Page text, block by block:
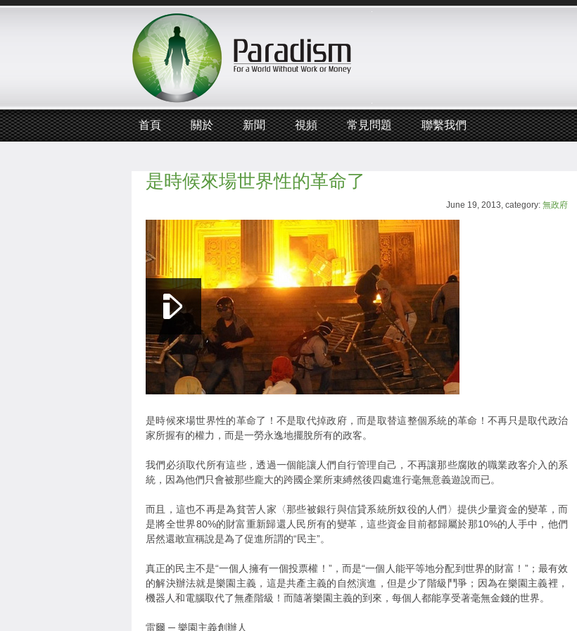
首頁 關於 新聞 視頻 常見問題 聯繫我們
是時候來場世界性的革命了
June 19, 2013, category: 無政府
是時候來場世界性的革命了！不是取代掉政府，而是取替這整個系統的革命！不再只是取代政治
家所握有的權力，而是一勞永逸地擺脫所有的政客。
我們必須取代所有這些，透過一個能讓人們自行管理自己，不再讓那些腐敗的職業政客介入的系
統，因為他們只會被那些龐大的跨國企業所束縛然後四處進行毫無意義遊說而已。
而且，這也不再是為貧苦人家〈那些被銀行與信貸系統所奴役的人們〉提供少量資金的變革，而
是將全世界80%的財富重新歸還人民所有的變革，這些資金目前都歸屬於那10%的人手中，他們
居然還敢宣稱說是為了促進所謂的“民主”。
真正的民主不是“一個人擁有一個投票權！”，而是“一個人能平等地分配到世界的財富！”；最有效
的解決辦法就是樂園主義，這是共產主義的自然演進，但是少了階級鬥爭；因為在樂園主義裡，
機器人和電腦取代了無產階級！而隨著樂園主義的到來，每個人都能享受著毫無金錢的世界。
雷爾 ─ 樂園主義創辦人